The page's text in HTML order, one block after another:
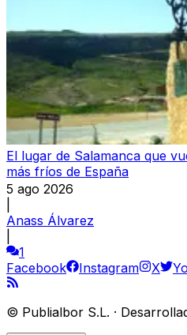
El lugar de Salamanca que
más fríos de España
5 ago 2026
Anass Álvarez
1
Facebook
Instagram X
© Publialbor S.L. ·